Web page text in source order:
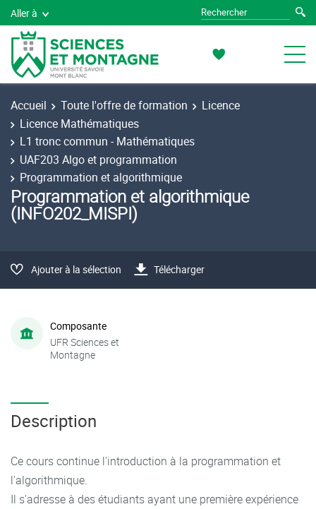
Aller à
Accueil Toute l'offre de formation
Licence
Licence Mathématiques
L1 tronc commun - Mathématiques
UAF203 Algo et programmation
Programmation et algorithmique
Programmation et algorithmique
(INFO202_MISPI)
Ajouter à la sélection Télécharger
Composante
UFR Sciences et
Montagne
Description
Ce cours continue l'introduction à la programmation et
l'algorithmique.
Il s'adresse à des étudiants ayant une première expérience